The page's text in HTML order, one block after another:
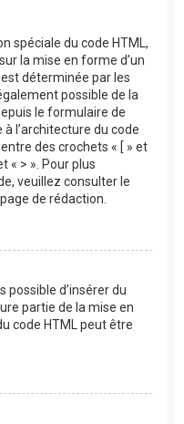
spéciale du code HTML,
la mise en forme d’un
déterminée par les
possible de la
le formulaire de
l’architecture du code
des crochets « [ » et
« > ». Pour plus
veuillez consulter le
de rédaction.
possible d’insérer du
partie de la mise en
code HTML peut être